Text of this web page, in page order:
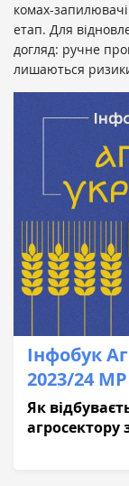
комах-
етап. Для
догляд: ручне
лишаються
Інфобук
2023/24 МР
Як
агросектору